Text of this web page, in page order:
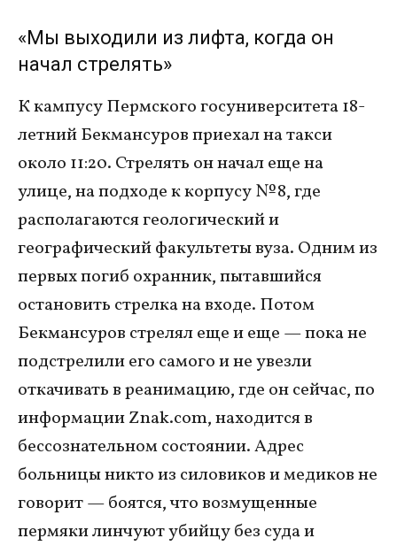
«Мы выходили из лифта, когда он
начал стрелять»
К кампусу Пермского госуниверситета 18-
летний Бекмансуров приехал на такси
около 11:20. Стрелять он начал еще на
улице, на подходе к корпусу № 8, где
располагаются геологический и
географический факультеты вуза. Одним из
первых погиб охранник, пытавшийся
остановить стрелка на входе. Потом
Бекмансуров стрелял еще и еще — пока не
подстрелили его самого и не увезли
откачивать в реанимацию, где он сейчас, по
информации Znak.com, находится в
бессознательном состоянии. Адрес
больницы никто из силовиков и медиков не
говорит — боятся, что возмущенные
пермяки линчуют убийцу без суда и